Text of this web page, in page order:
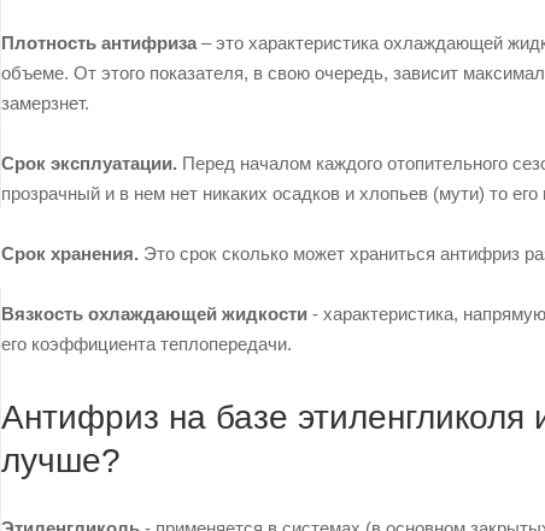
Плотность антифриза – это характеристика охлаждающей
объеме. От этого показателя, в свою очередь, зависит
замерзнет.
Срок эксплуатации. Перед началом каждого отопительного
прозрачный и в нем нет никаких осадков и хлопьев (мути) то
Срок хранения. Это срок сколько может храниться антифриз
Вязкость охлаждающей жидкости - характеристика,
его коэффициента теплопередачи.
Антифриз на базе этиленгликоля
лучше?